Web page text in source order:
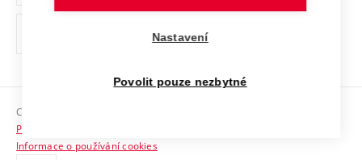
odkaz)
Sociální bezpečí
HR Award
Copyright © 2026 VUT
Prohlášení o přístupnosti
Informace o používání cookies
Nastavení
Povolit pouze nezbytné